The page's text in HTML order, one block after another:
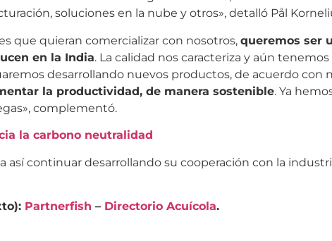
soluciones en la nube y otros», detalló Pål
que quieran comercializar con nosotros, queremos ser
en la India. La calidad nos caracteriza y aún
desarrollando nuevos productos, de acuerdo con
la productividad, de manera sostenible. Ya
complementó.
la carbono neutralidad
así continuar desarrollando su cooperación con la
Partnerfish – Directorio Acuícola.